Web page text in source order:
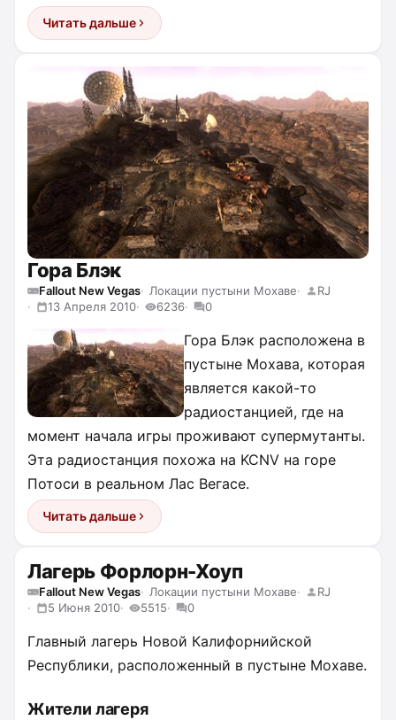
Читать дальше
Гора Блэк
Fallout New Vegas Локации пустыни Мохаве
RJ
13 Апреля 2010
6236 0
Гора Блэк расположена в
пустыне Мохава, которая
является какой-то
радиостанцией, где на
момент начала игры проживают супермутанты.
Эта радиостанция похожа на KCNV на горе
Потоси в реальном Лас Вегасе.
Читать дальше
Лагерь Форлорн-Хоуп
Fallout New Vegas Локации пустыни Мохаве
RJ
5 Июня 2010
5515 0
Главный лагерь Новой Калифорнийской
Республики, расположенный в пустыне Мохаве.
Жители лагеря